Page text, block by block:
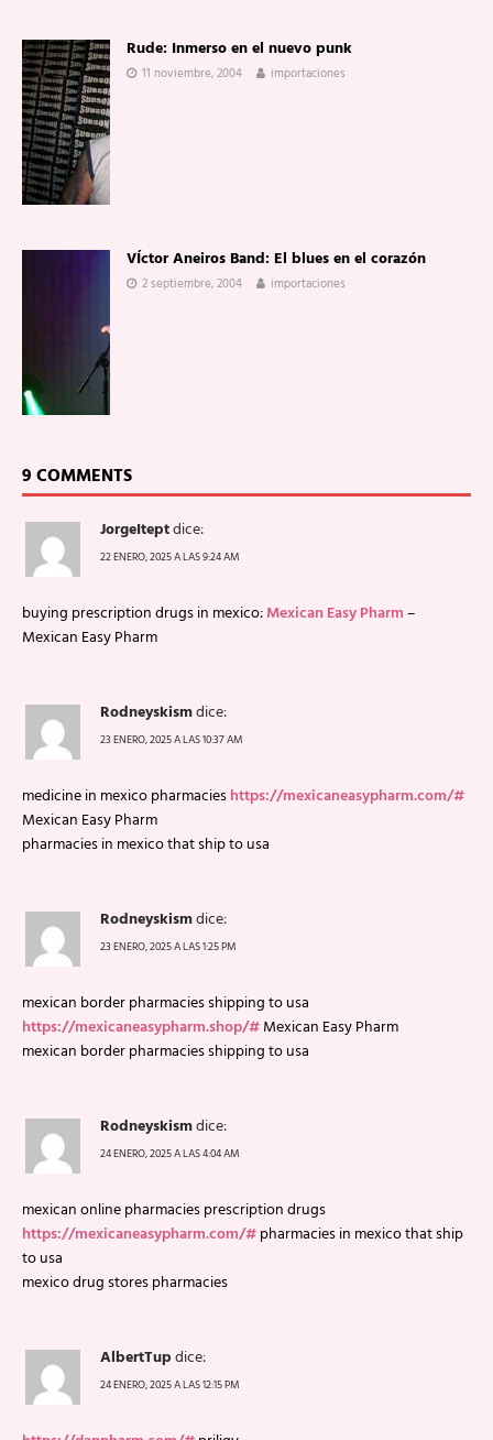
Rude: Inmerso en el nuevo punk
11 noviembre, 2004 importaciones
VÍctor Aneiros Band: El blues en el corazón
2 septiembre, 2004 importaciones
9 COMMENTS
JorgeIteptdice:
22 ENERO, 2025 A LAS 9:24 AM
buying prescription drugs in mexico:Mexican Easy Pharm–
Mexican Easy Pharm
Rodneyskismdice:
23 ENERO, 2025 A LAS 10:37 AM
medicine in mexico pharmacieshttps://mexicaneasypharm.com/#
Mexican Easy Pharm
pharmacies in mexico that ship to usa
Rodneyskismdice:
23 ENERO, 2025 A LAS 1:25 PM
mexican border pharmacies shipping to usa
https://mexicaneasypharm.shop/#Mexican Easy Pharm
mexican border pharmacies shipping to usa
Rodneyskismdice:
24 ENERO, 2025 A LAS 4:04 AM
mexican online pharmacies prescription drugs
https://mexicaneasypharm.com/#pharmacies in mexico that ship
to usa
mexico drug stores pharmacies
AlbertTupdice:
24 ENERO, 2025 A LAS 12:15 PM